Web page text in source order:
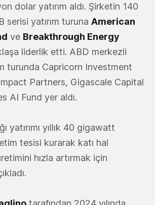
dolar yatırım aldı. Şirketin 140
serisi yatırım turuna American
ve Breakthrough Energy
liderlik etti. ABD merkezli
turunda Capricorn Investment
Partners, Gigascale Capital
AI Fund yer aldı.
yatırımı yıllık 40 gigawatt
tesisi kurarak katı hal
hızla artırmak için